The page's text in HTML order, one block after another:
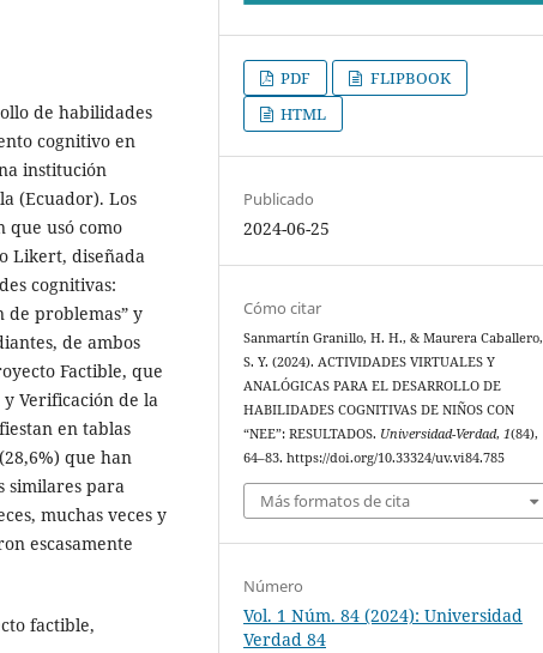
de habilidades
cognitivo en
institución
(Ecuador). Los
que usó como
Likert, diseñada
cognitivas:
de problemas” y
de ambos
Factible, que
y Verificación de la
en tablas
que han
similares para
muchas veces y
escasamente
factible,
PDF
FLIPBOOK
HTML
Publicado
2024-06-25
Cómo citar
Sanmartín Granillo, H. H., & Maurera Caballero,
S. Y. (2024). ACTIVIDADES VIRTUALES Y
ANALÓGICAS PARA EL DESARROLLO DE
HABILIDADES COGNITIVAS DE NIÑOS CON
“NEE”: RESULTADOS. Universidad-Verdad,1(84),
64–83. https://doi.org/10.33324/uv.vi84.785
Más formatos de cita
Número
Vol. 1 Núm. 84 (2024): Universidad
Verdad 84